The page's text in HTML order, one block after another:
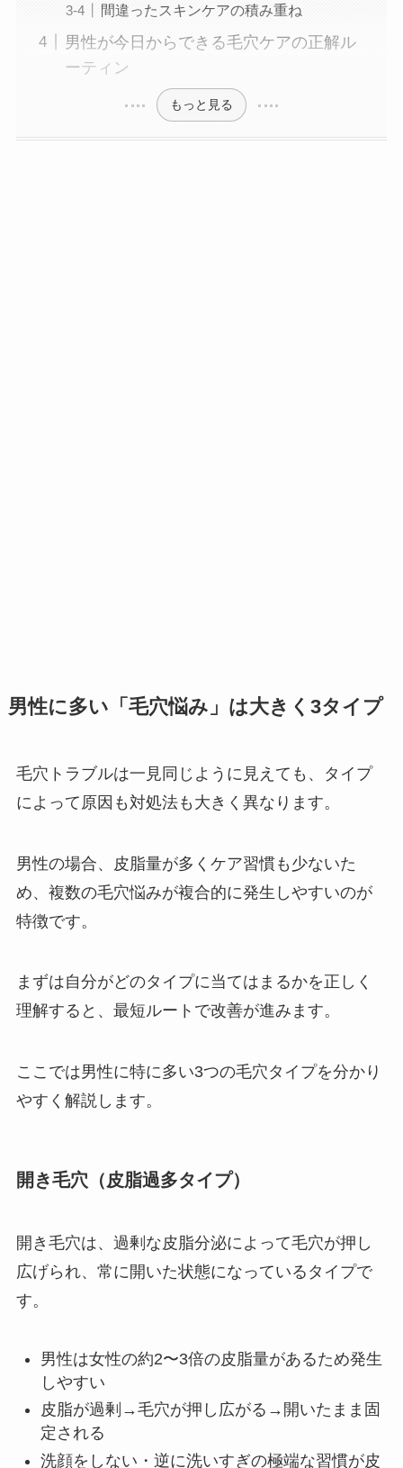
間違ったスキンケアの積み重ね
男性が今日からできる毛穴ケアの正解ル
ーティン
もっと見る
男性に多い「毛穴悩み」は大きく3タイプ
毛穴トラブルは一見同じように見えても、タイプ
によって原因も対処法も大きく異なります。
男性の場合、皮脂量が多くケア習慣も少ないた
め、複数の毛穴悩みが複合的に発生しやすいのが
特徴です。
まずは自分がどのタイプに当てはまるかを正しく
理解すると、最短ルートで改善が進みます。
ここでは男性に特に多い3つの毛穴タイプを分かり
やすく解説します。
開き毛穴（皮脂過多タイプ）
開き毛穴は、過剰な皮脂分泌によって毛穴が押し
広げられ、常に開いた状態になっているタイプで
す。
男性は女性の約2〜3倍の皮脂量があるため発生
しやすい
皮脂が過剰→毛穴が押し広がる→開いたまま固
定される
洗顔をしない・逆に洗いすぎの極端な習慣が皮